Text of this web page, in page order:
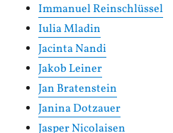
Immanuel Reinschlüssel
Iulia Mladin
Jacinta Nandi
Jakob Leiner
Jan Bratenstein
Janina Dotzauer
Jasper Nicolaisen